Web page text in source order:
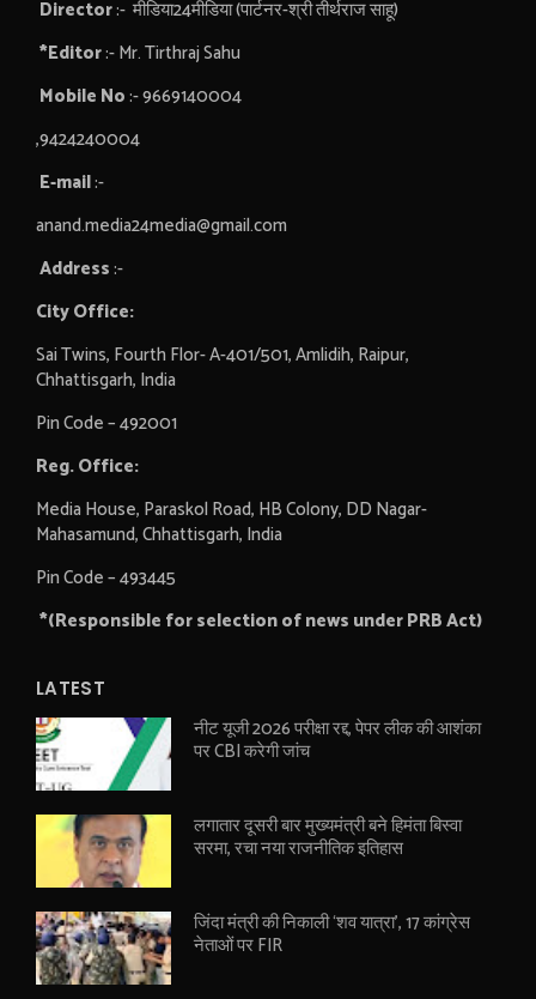
Director:- मीडिया24मीडिया (पार्टनर-श्री तीर्थराज साहू)
*Editor:- Mr. Tirthraj Sahu
Mobile No:- 9669140004
,9424240004
E-mail:-
anand.media24media@gmail.com
Address:-
City Office:
Sai Twins, Fourth Flor- A-401/501, Amlidih, Raipur,
Chhattisgarh, India
Pin Code – 492001
Reg. Office:
Media House, Paraskol Road, HB Colony, DD Nagar-
Mahasamund, Chhattisgarh, India
Pin Code – 493445
*(Responsible for selection of news under PRB Act)
LATEST
नीट यूजी 2026 परीक्षा रद्द, पेपर लीक की आशंका
पर CBI करेगी जांच
लगातार दूसरी बार मुख्यमंत्री बने हिमंता बिस्वा
सरमा, रचा नया राजनीतिक इतिहास
जिंदा मंत्री की निकाली ‘शव यात्रा’, 17 कांग्रेस
नेताओं पर FIR